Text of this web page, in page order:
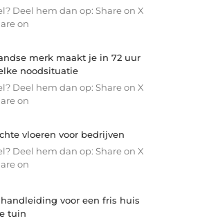
Deel hem dan op: Share on X
on
merk maakt je in 72 uur
noodsituatie
Deel hem dan op: Share on X
on
vloeren voor bedrijven
Deel hem dan op: Share on X
on
voor een fris huis
tuin